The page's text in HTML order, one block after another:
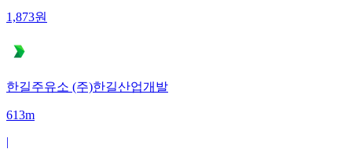
1,873원
한길주유소 (주)한길산업개발
613m
|